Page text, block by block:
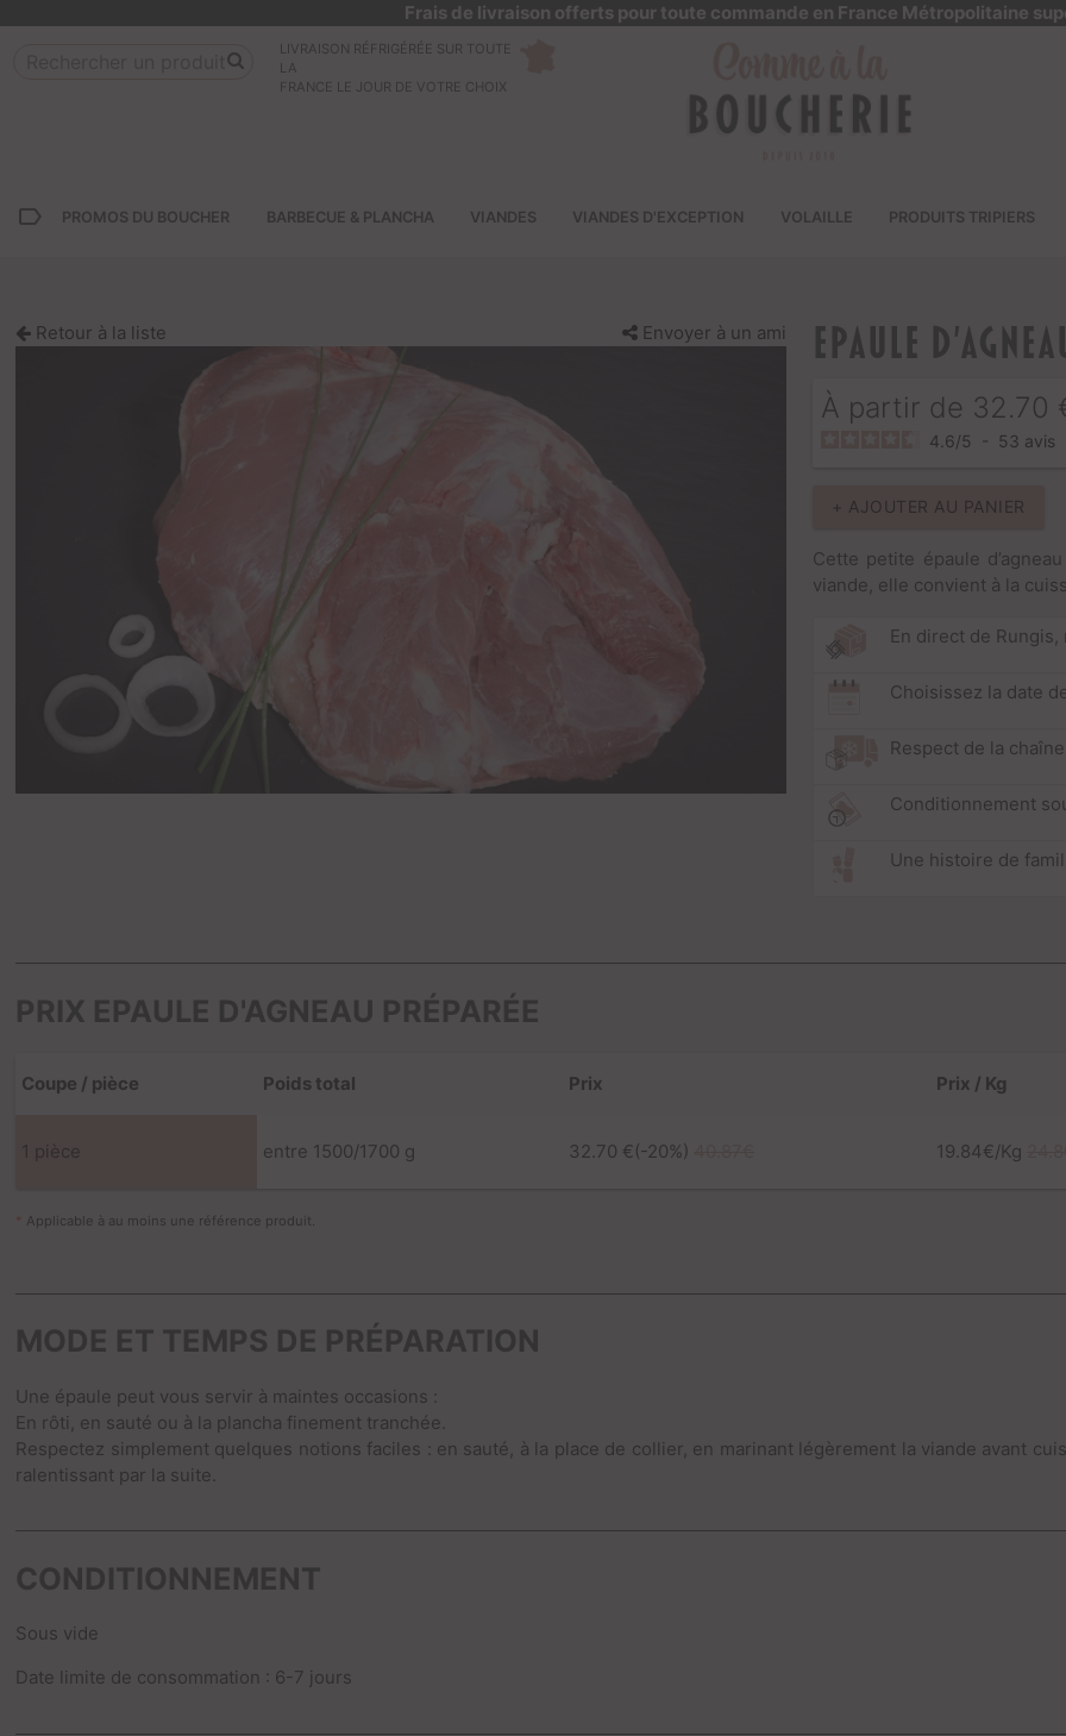
Frais de livraison offerts pour toute commande en France Métropolitaine
LIVRAISON RÉFRIGÉRÉE SUR TOUTE
LA
FRANCE LE JOUR DE VOTRE CHOIX
label_outline PROMOS DU BOUCHER BARBECUE & PLANCHA VIANDES VIANDES D'EXCEPTION VOLAILLE PRODUITS TRIPIERS
Retour à la liste Envoyer à un ami Epaule
À partir de 32.70
4.6/5 - 53 avis
+ AJOUTER AU PANIER
Cette petite épaule
viande, elle convient à la
En direct de
Choisissez la date
Respect de la
Conditionnement
Une histoire de
PRIX EPAULE D'AGNEAU PRÉPARÉE
Coupe / pièce Poids total Prix Prix / Kg
1 pièce entre 1500/1700 g 32.70 €(-20%) 19.84€/Kg
* Applicable à au moins une référence produit.
MODE ET TEMPS DE PRÉPARATION
Une épaule peut vous servir à maintes occasions :
En rôti, en sauté ou à la plancha finement tranchée.
Respectez simplement quelques notions faciles : en sauté, à la place de collier, en marinant légèrement la viande avant
ralentissant par la suite.
CONDITIONNEMENT
Sous vide
Date limite de consommation : 6-7 jours